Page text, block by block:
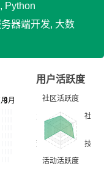
Python
器端开发, 大数
用户活跃度